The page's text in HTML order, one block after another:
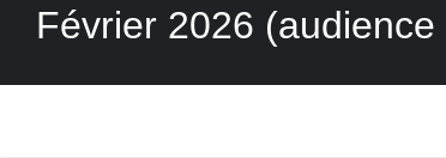
Février 2026